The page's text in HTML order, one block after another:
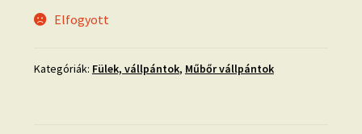
Elfogyott
Kategóriák: Fülek, vállpántok, Műbőr vállpántok